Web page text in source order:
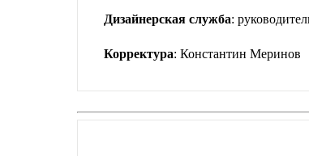
Дизайнерская служба:
Корректура: Константин Меринов